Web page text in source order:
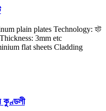
plain plates Technology: হট
: 3mm etc
flat sheets Cladding
কুণ্ডলী